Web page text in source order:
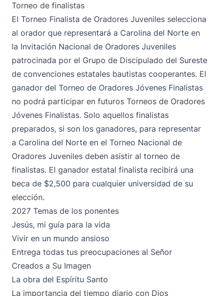
Torneo de finalistas
El Torneo Finalista de Oradores Juveniles selecciona
al orador que representará a Carolina del Norte en
la Invitación Nacional de Oradores Juveniles
patrocinada por el Grupo de Discipulado del Sureste
de convenciones estatales bautistas cooperantes. El
ganador del Torneo de Oradores Jóvenes Finalistas
no podrá participar en futuros Torneos de Oradores
Jóvenes Finalistas. Solo aquellos finalistas
preparados, si son los ganadores, para representar
a Carolina del Norte en el Torneo Nacional de
Oradores Juveniles deben asistir al torneo de
finalistas. El ganador estatal finalista recibirá una
beca de $2,500 para cualquier universidad de su
elección.
2027 Temas de los ponentes
Jesús, mi guía para la vida
Vivir en un mundo ansioso
Entrega todas tus preocupaciones al Señor
Creados a Su Imagen
La obra del Espíritu Santo
La importancia del tiempo diario con Dios